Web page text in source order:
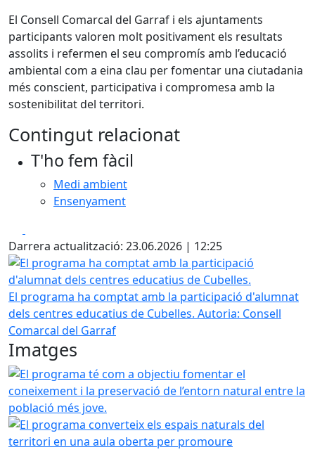
El Consell Comarcal del Garraf i els ajuntaments
participants valoren molt positivament els resultats
assolits i refermen el seu compromís amb l’educació
ambiental com a eina clau per fomentar una ciutadania
més conscient, participativa i compromesa amb la
sostenibilitat del territori.
Contingut relacionat
T'ho fem fàcil
Medi ambient
Ensenyament
Darrera actualització: 23.06.2026 | 12:25
El programa ha comptat amb la participació d'alumnat
El programa ha comptat amb la participació d'alumnat
dels centres educatius de Cubelles. Autoria: Consell
Comarcal del Garraf
Imatges
El programa té com a objectiu fomentar el coneixement
El programa converteix els espais naturals del territori